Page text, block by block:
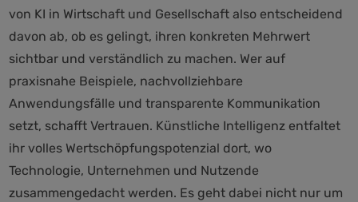
von KI in Wirtschaft und Gesellschaft also entscheidend
davon ab, ob es gelingt, ihren konkreten Mehrwert
sichtbar und verständlich zu machen. Wer auf
praxisnahe Beispiele, nachvollziehbare
Anwendungsfälle und transparente Kommunikation
setzt, schafft Vertrauen. Künstliche Intelligenz entfaltet
ihr volles Wertschöpfungspotenzial dort, wo
Technologie, Unternehmen und Nutzende
zusammengedacht werden. Es geht dabei nicht nur um